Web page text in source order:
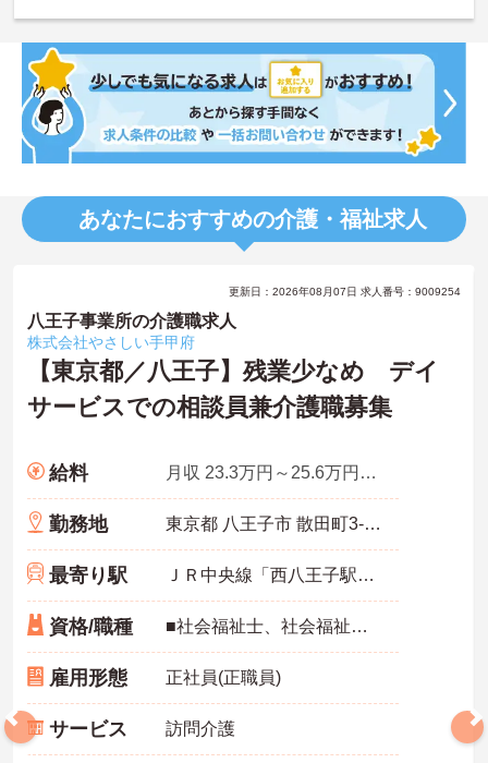
あなたにおすすめの介護・福祉求人
更新日：2026年08月07日 求人番号：9009254
八王子事業所の介護職求人
株式会社やさしい手甲府
【東京都／八王子】残業少なめ デイ
サービスでの相談員兼介護職募集
給料 月収 23.3万円～25.6万円程度 諸手当込み
勤務地 東京都 八王子市 散田町3-14-14
最寄り駅 ＪＲ中央線「西八王子駅」徒歩10分
資格/職種 ■社会福祉士、社会福祉主事、介護福祉士（特別養護老人ホーム、通所介護事業所等において実務経験1年以上） ※普通自動車免許
雇用形態 正社員(正職員)
サービス 訪問介護